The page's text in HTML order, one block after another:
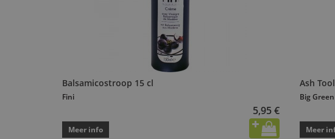
Balsamicostroop 15 cl
Fini
5,95 €
Meer info
Ash
Big
Meer